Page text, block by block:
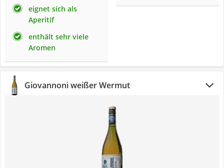
eignet sich als
Aperitif
enthält sehr viele
Aromen
Giovannoni weißer Wermut